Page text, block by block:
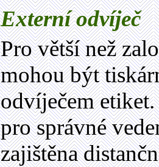
Externí odvíječ
Pro větší než
mohou být
odvíječem
pro správné
zajištěna